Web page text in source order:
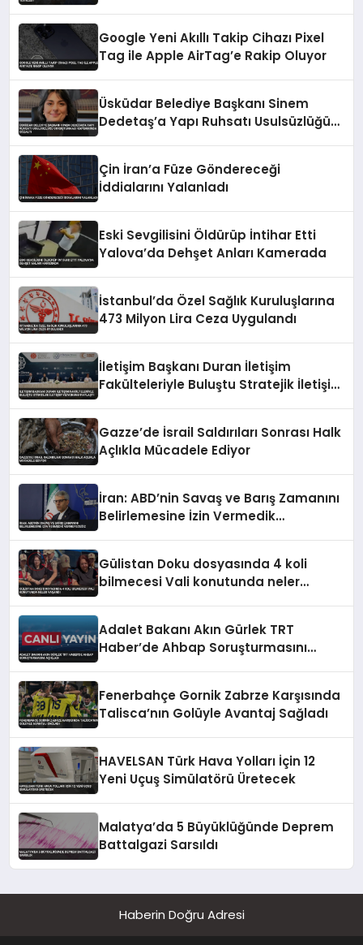
Google Yeni Akıllı Takip Cihazı Pixel
Tag ile Apple AirTag’e Rakip Oluyor
Üsküdar Belediye Başkanı Sinem
Dedetaş’a Yapı Ruhsatı Usulsüzlüğü
Çin İran’a Füze Göndereceği
İddialarını Yalanladı
Eski Sevgilisini Öldürüp İntihar Etti
Yalova’da Dehşet Anları Kamerada
İstanbul’da Özel Sağlık Kuruluşlarına
473 Milyon Lira Ceza Uygulandı
İletişim Başkanı Duran İletişim
Fakülteleriyle Buluştu Stratejik İletişim
Gazze’de İsrail Saldırıları Sonrası Halk
Açlıkla Mücadele Ediyor
İran: ABD’nin Savaş ve Barış Zamanını
Belirlemesine İzin Vermedik
Gülistan Doku dosyasında 4 koli
bilmecesi Vali konutunda neler
Adalet Bakanı Akın Gürlek TRT
Haber’de Ahbap Soruşturmasını
Fenerbahçe Gornik Zabrze Karşısında
Talisca’nın Golüyle Avantaj Sağladı
HAVELSAN Türk Hava Yolları İçin 12
Yeni Uçuş Simülatörü Üretecek
Malatya’da 5 Büyüklüğünde Deprem
Battalgazi Sarsıldı
Haberin Doğru Adresi